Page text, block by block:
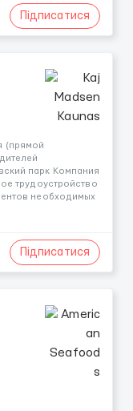
Підписатися
(прямой
парк Компания
трудоустройство
необходимых
Підписатися